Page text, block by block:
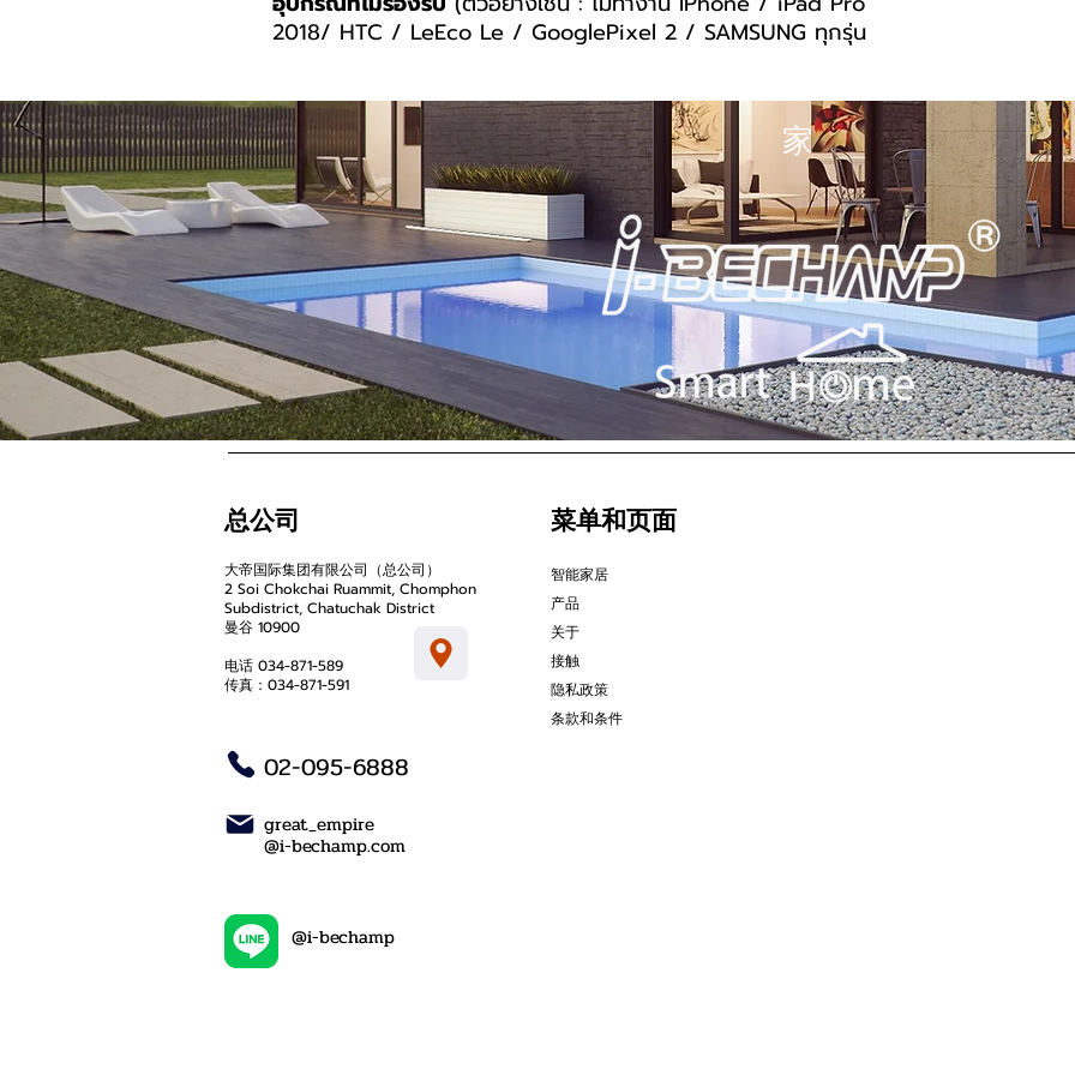
2018/ HTC / LeEco Le / GooglePixel 2 / SAMSUNG ทุกรุ่น
家
总公司
大帝国际集团有限公司（总公司）
2 Soi Chokchai Ruammit, Chomphon
Subdistrict, Chatuchak District
曼谷 10900
电话 034-871-589
传真：034-871-591
02-095-6888
great_empire
@i-bechamp.com
@i-bechamp
菜单和页面
智能家居
产品
关于
接触
隐私政策
条款和条件